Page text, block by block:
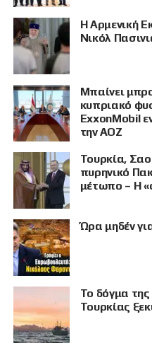
Η Αρμενική
Νικόλ
Μπαίνει
κυπριακό
ExxonMobil
την ΑΟΖ
Τουρκία,
πυρηνικό
μέτωπο – Η
Ώρα μηδέν
Το δόγμα
Τουρκίας